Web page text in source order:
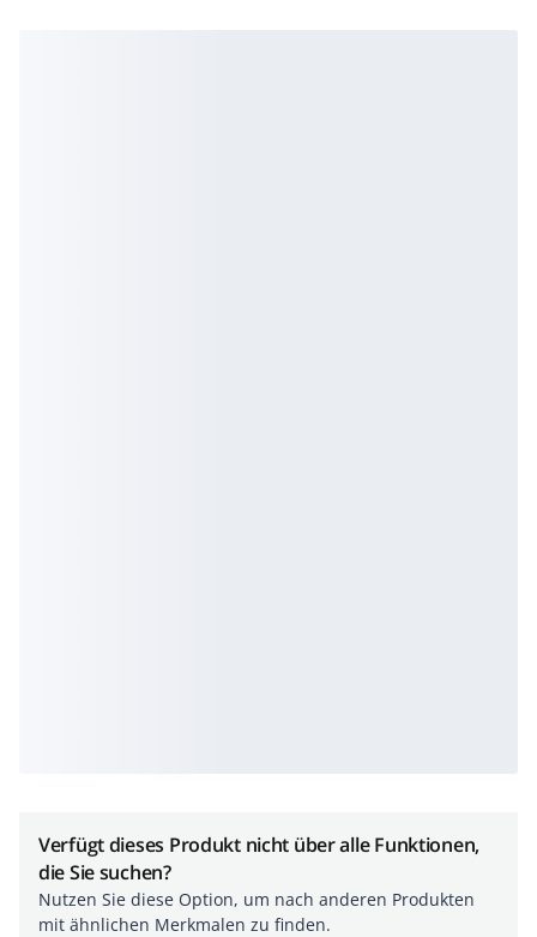
Verfügt dieses Produkt nicht über alle Funktionen,
die Sie suchen?
Nutzen Sie diese Option, um nach anderen Produkten
mit ähnlichen Merkmalen zu finden.